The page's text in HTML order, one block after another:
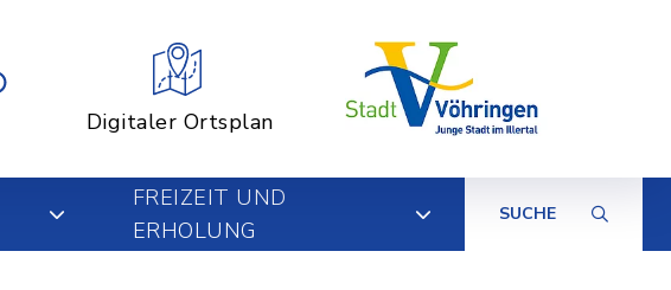
Digitaler Ortsplan
FREIZEIT UND
ERHOLUNG
SUCHE